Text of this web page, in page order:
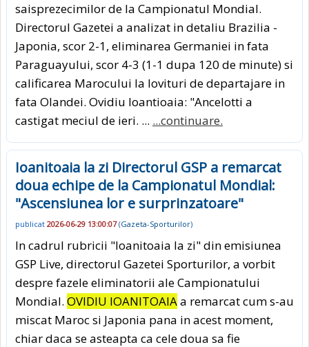
saisprezecimilor de la Campionatul Mondial.
Directorul Gazetei a analizat in detaliu Brazilia -
Japonia, scor 2-1, eliminarea Germaniei in fata
Paraguayului, scor 4-3 (1-1 dupa 120 de minute) si
calificarea Marocului la lovituri de departajare in
fata Olandei. Ovidiu Ioantioaia: "Ancelotti a
castigat meciul de ieri. ... ...continuare.
Ioanitoaia la zi Directorul GSP a remarcat
doua echipe de la Campionatul Mondial:
"Ascensiunea lor e surprinzatoare"
publicat 2026-06-29 13:00:07(Gazeta-Sporturilor)
In cadrul rubricii "Ioanitoaia la zi" din emisiunea
GSP Live, directorul Gazetei Sporturilor, a vorbit
despre fazele eliminatorii ale Campionatului
Mondial. OVIDIU IOANITOAIAa remarcat cum s-au
miscat Maroc si Japonia pana in acest moment,
chiar daca se asteapta ca cele doua sa fie